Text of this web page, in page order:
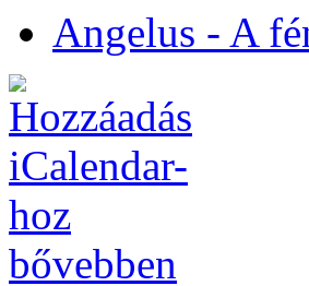
Angelus - A
bővebben